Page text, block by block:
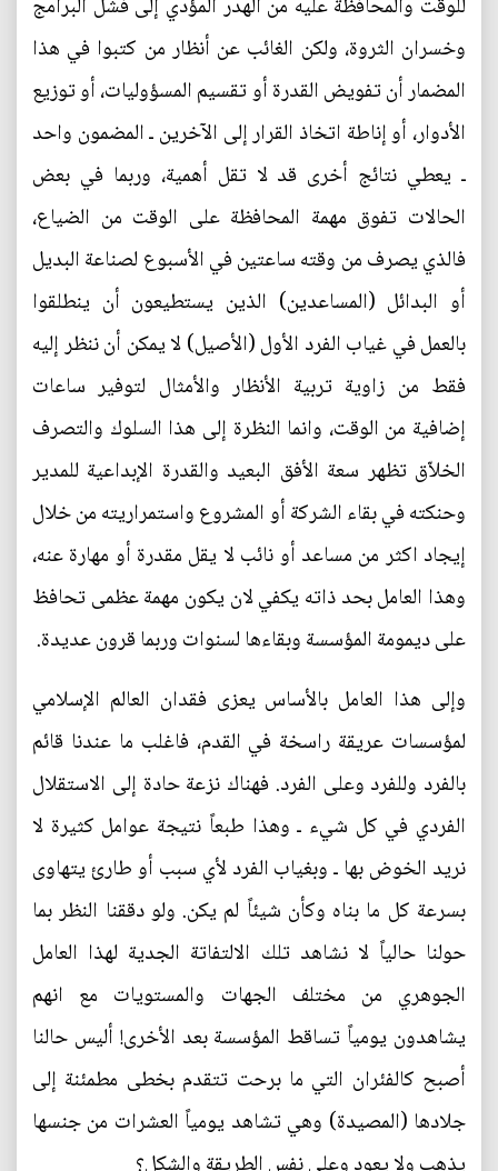
وخسران الثروة، ولكن الغائب عن أنظار من كتبوا في هذا
المضمار أن تفويض القدرة أو تقسيم المسؤوليات، أو توزيع
الأدوار، أو إناطة اتخاذ القرار إلى الآخرين ـ المضمون واحد
ـ يعطي نتائج أخرى قد لا تقل أهمية، وربما في بعض
الحالات تفوق مهمة المحافظة على الوقت من الضياع،
فالذي يصرف من وقته ساعتين في الأسبوع لصناعة البديل
أو البدائل (المساعدين) الذين يستطيعون أن ينطلقوا
بالعمل في غياب الفرد الأول (الأصيل) لا يمكن أن ننظر إليه
فقط من زاوية تربية الأنظار والأمثال لتوفير ساعات
إضافية من الوقت، وانما النظرة إلى هذا السلوك والتصرف
الخلاّق تظهر سعة الأفق البعيد والقدرة الإبداعية للمدير
وحنكته في بقاء الشركة أو المشروع واستمراريته من خلال
إيجاد اكثر من مساعد أو نائب لا يقل مقدرة أو مهارة عنه،
وهذا العامل بحد ذاته يكفي لان يكون مهمة عظمى تحافظ
على ديمومة المؤسسة وبقاءها لسنوات وربما قرون عديدة.
وإلى هذا العامل بالأساس يعزى فقدان العالم الإسلامي
لمؤسسات عريقة راسخة في القدم، فاغلب ما عندنا قائم
بالفرد وللفرد وعلى الفرد. فهناك نزعة حادة إلى الاستقلال
الفردي في كل شيء ـ وهذا طبعاً نتيجة عوامل كثيرة لا
نريد الخوض بها ـ وبغياب الفرد لأي سبب أو طارئ يتهاوى
بسرعة كل ما بناه وكأن شيئاً لم يكن. ولو دققنا النظر بما
حولنا حالياً لا نشاهد تلك الالتفاتة الجدية لهذا العامل
الجوهري من مختلف الجهات والمستويات مع انهم
يشاهدون يومياً تساقط المؤسسة بعد الأخرى! أليس حالنا
أصبح كالفئران التي ما برحت تتقدم بخطى مطمئنة إلى
جلادها (المصيدة) وهي تشاهد يومياً العشرات من جنسها